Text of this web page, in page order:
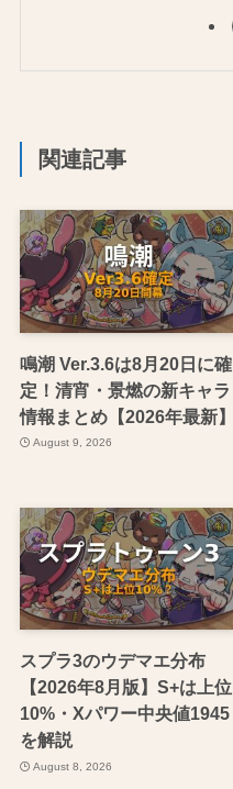
関連記事
鳴潮 Ver.3.6は8月20日に確
定！清宵・景燃の新キャラ
情報まとめ【2026年最新】
August 9, 2026
スプラ3のウデマエ分布
【2026年8月版】S+は上位
10%・Xパワー中央値1945
を解説
August 8, 2026